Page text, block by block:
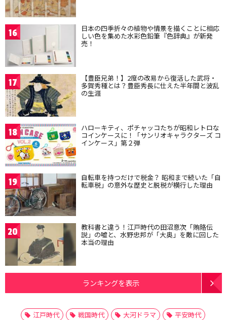
16 日本の四季折々の植物や情景を描くことに相応
しい色を集めた水彩色鉛筆『色辞典』が新発
売！
17 【豊臣兄弟！】2度の改易から復活した武将・
多賀秀種とは？豊臣秀長に仕えた半年間と波乱
の生涯
18 ハローキティ、ポチャッコたちが昭和レトロな
コインケースに！「サンリオキャラクターズ コ
インケース」第２弾
19 自転車を持つだけで税金？ 昭和まで続いた「自
転車税」の意外な歴史と脱税が横行した理由
20 教科書と違う！江戸時代の田沼意次「賄賂伝
説」の嘘と、水野忠邦が「大奥」を敵に回した
本当の理由
ランキングを表示
江戸時代 戦国時代 大河ドラマ
平安時代